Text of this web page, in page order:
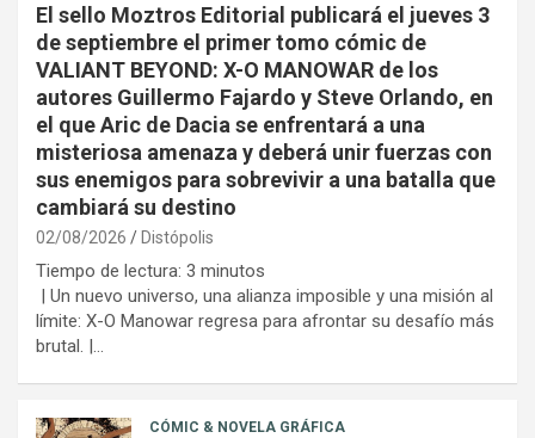
El sello Moztros Editorial publicará el jueves 3
de septiembre el primer tomo cómic de
VALIANT BEYOND: X-O MANOWAR de los
autores Guillermo Fajardo y Steve Orlando, en
el que Aric de Dacia se enfrentará a una
misteriosa amenaza y deberá unir fuerzas con
sus enemigos para sobrevivir a una batalla que
cambiará su destino
02/08/2026 Distópolis
Tiempo de lectura: 3 minutos
| Un nuevo universo, una alianza imposible y una misión al
límite: X-O Manowar regresa para afrontar su desafío más
brutal. |…
CÓMIC & NOVELA GRÁFICA